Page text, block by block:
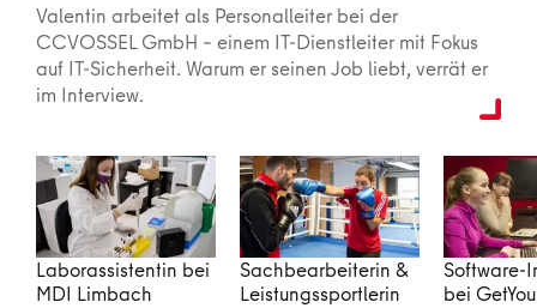
Valentin arbeitet als Personalleiter bei der
CCVOSSEL GmbH – einem IT-Dienstleiter mit Fokus
auf IT-Sicherheit. Warum er seinen Job liebt, verrät er
im Interview.
Laborassistentin bei
MDI Limbach
Sachbearbeiterin &
Leistungssportlerin
Software-
bei